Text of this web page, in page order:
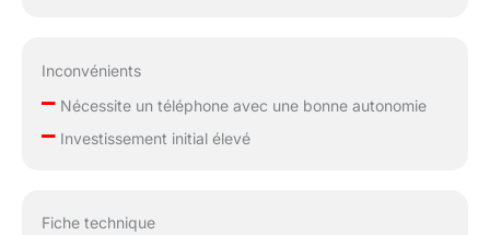
audible pour le chien,
ainsi que le nouveau
Inconvénients
–Nécessite un téléphone avec une bonne autonomie
–Investissement initial élevé
Fiche technique